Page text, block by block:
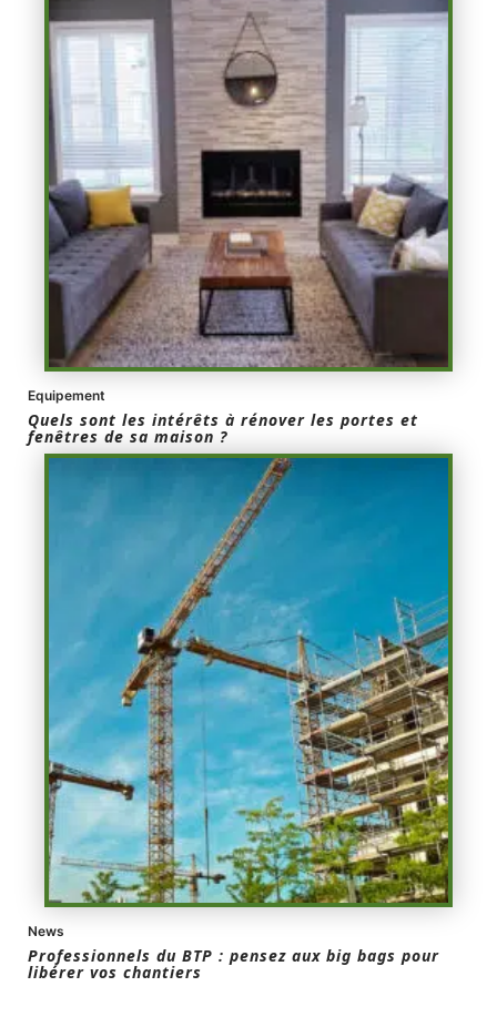
Equipement
Quels sont les intérêts à rénover les portes et
fenêtres de sa maison ?
News
Professionnels du BTP : pensez aux big bags pour
libérer vos chantiers